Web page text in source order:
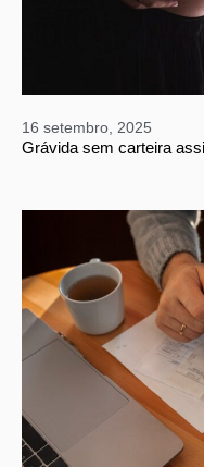
16 setembro, 2025
Grávida sem carteira